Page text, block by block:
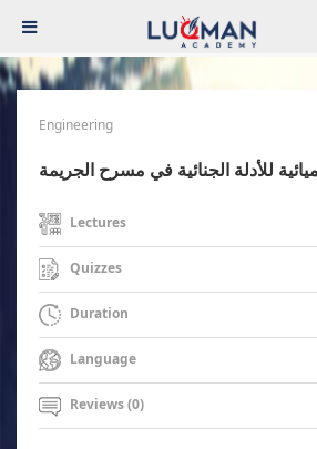
Engineering
للأدلة الجنائية في مسرح الجريمة
Lectures
Quizzes
Duration
Language
Reviews (0)